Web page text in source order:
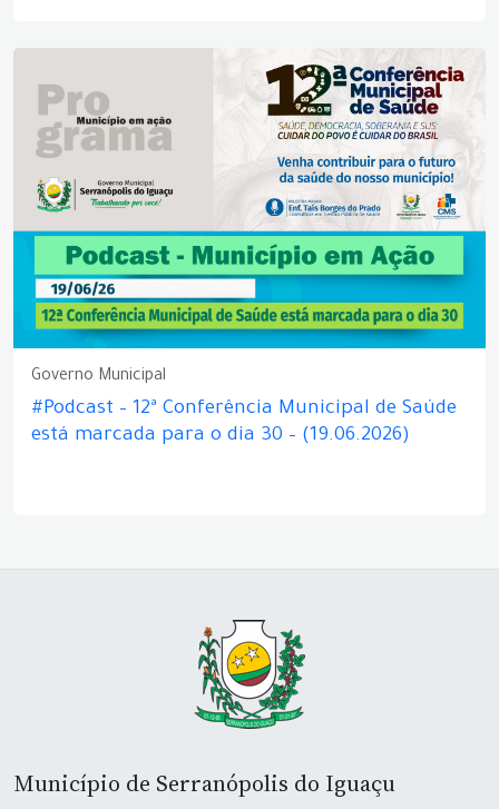
Governo Municipal
#Podcast – 12ª Conferência Municipal de Saúde
está marcada para o dia 30 – (19.06.2026)
Município de Serranópolis do Iguaçu